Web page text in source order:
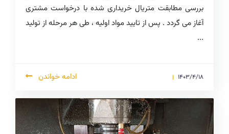
بررسی مطابقت متریال خریداری شده با درخواست مشتری
آغاز می گردد . پس از تایید مواد اولیه ، طی هر مرحله از تولید
...
1403/4/18 ادامه خواندن